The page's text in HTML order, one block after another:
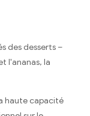
des desserts –
l'ananas, la
haute capacité